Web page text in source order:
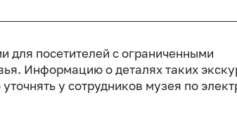
для посетителей с ограниченными
Информацию о деталях таких
у сотрудников музея по